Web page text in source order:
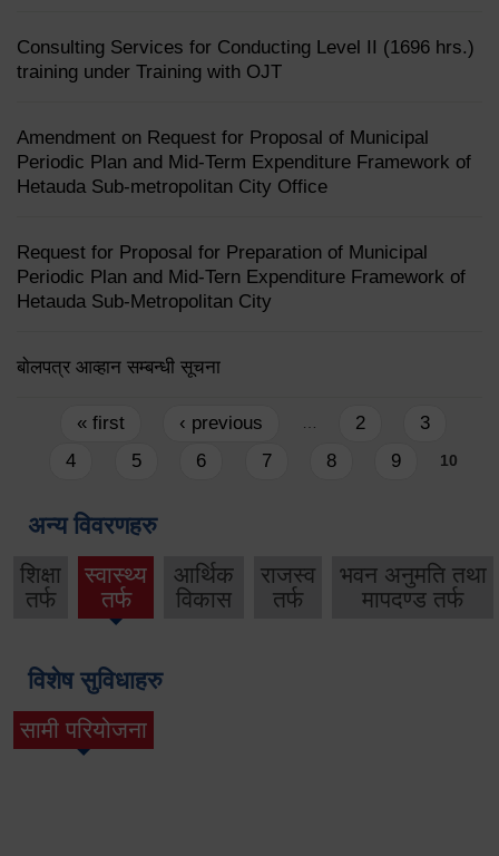
Consulting Services for Conducting Level II (1696 hrs.)
training under Training with OJT
Amendment on Request for Proposal of Municipal
Periodic Plan and Mid-Term Expenditure Framework of
Hetauda Sub-metropolitan City Office
Request for Proposal for Preparation of Municipal
Periodic Plan and Mid-Tern Expenditure Framework of
Hetauda Sub-Metropolitan City
बाेलपत्र आव्हान सम्बन्धी सूचना
Pages
« first ‹ previous … 2
3
4
5 6 7 8 9 10
अन्य विवरणहरु
शिक्षा
तर्फ
स्वास्थ्य
तर्फ
आर्थिक
विकास
राजस्व
तर्फ
भवन अनुमति तथा
मापदण्ड तर्फ
विशेष सुविधाहरु
सामी परियोजना
(active tab)